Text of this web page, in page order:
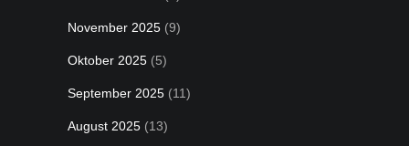
November 2025 (9)
Oktober 2025 (5)
September 2025 (11)
August 2025 (13)